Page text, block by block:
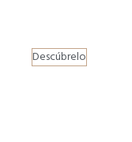
Descúbrelo